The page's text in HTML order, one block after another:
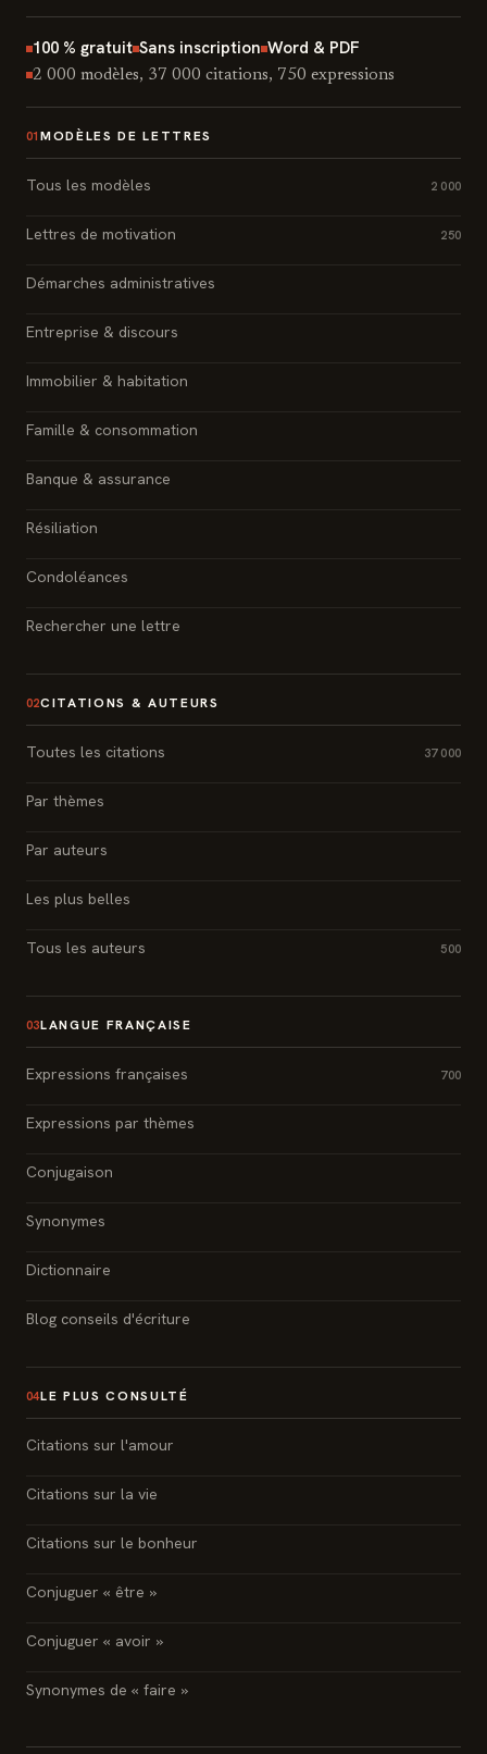
100 % gratuit Sans inscription Word & PDF
2 000 modèles, 37 000 citations, 750 expressions
01 MODÈLES DE LETTRES
Tous les modèles 2 000
Lettres de motivation 250
Démarches administratives
Entreprise & discours
Immobilier & habitation
Famille & consommation
Banque & assurance
Résiliation
Condoléances
Rechercher une lettre
02CITATIONS & AUTEURS
Toutes les citations 37 000
Par thèmes
Par auteurs
Les plus belles
Tous les auteurs 500
03LANGUE FRANÇAISE
Expressions françaises 700
Expressions par thèmes
Conjugaison
Synonymes
Dictionnaire
Blog conseils d'écriture
04LE PLUS CONSULTÉ
Citations sur l'amour
Citations sur la vie
Citations sur le bonheur
Conjuguer « être »
Conjuguer « avoir »
Synonymes de « faire »